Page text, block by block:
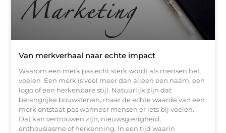
Van merkverhaal naar echte impact
Waarom een merk pas echt sterk wordt als mensen het
voelen Een merk is veel meer dan alleen een naam, een
logo of een herkenbare stijl. Natuurlijk zijn dat
belangrijke bouwstenen, maar de echte waarde van een
merk ontstaat pas wanneer mensen er iets bij voelen.
Dat kan vertrouwen zijn, nieuwsgierigheid,
enthousiasme of herkenning. In een tijd waarin